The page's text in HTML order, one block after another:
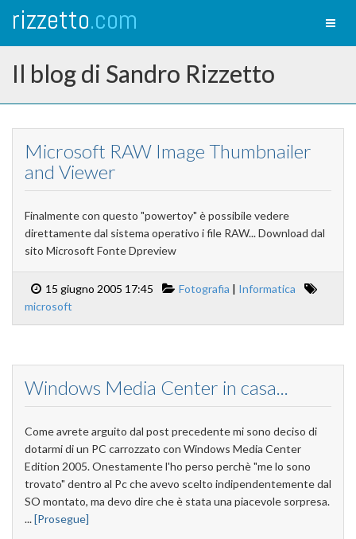
rizzetto.com
Il blog di Sandro Rizzetto
Microsoft RAW Image Thumbnailer
and Viewer
Finalmente con questo "powertoy" è possibile vedere
direttamente dal sistema operativo i file RAW... Download dal
sito Microsoft Fonte Dpreview
15 giugno 2005 17:45 Fotografia | Informatica
microsoft
Windows Media Center in casa...
Come avrete arguito dal post precedente mi sono deciso di
dotarmi di un PC carrozzato con Windows Media Center
Edition 2005. Onestamente l'ho perso perchè "me lo sono
trovato" dentro al Pc che avevo scelto indipendentemente dal
SO montato, ma devo dire che è stata una piacevole sorpresa.
...[Prosegue]